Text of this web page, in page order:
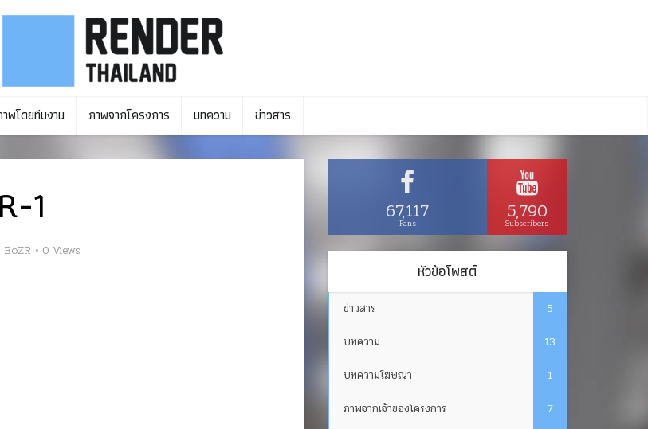
พโดยทีมงาน ภาพจากโครงการ บทความ ข่าวสาร
1
BoZR 0 Views
67,117
Fans 5,790
Subscribers
หัวข้อโพสต์
ข่าวสาร
5
บทความ
13
บทความโฆษณา
1
ภาพจากเจ้าของโครงการ
7